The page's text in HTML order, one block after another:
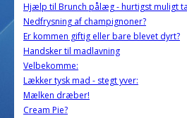
Hjælp til Brunch pålæg - hurtigst muligt
Nedfrysning af champignoner?
Er kommen giftig eller bare blevet dyrt?
Handsker til madlavning
Velbekomme:
Lækker tysk mad - stegt yver:
Mælken dræber!
Cream Pie?